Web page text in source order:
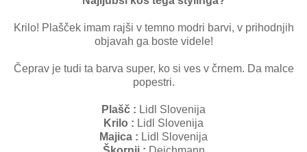
Krilo! Plašček imam rajši v temno modri barvi, v prihodnjih
objavah ga boste videle!
Čeprav je tudi ta barva super, ko si ves v črnem. Da malce
popestri.
Plašč : Lidl Slovenija
Krilo : Lidl Slovenija
Majica : Lidl Slovenija